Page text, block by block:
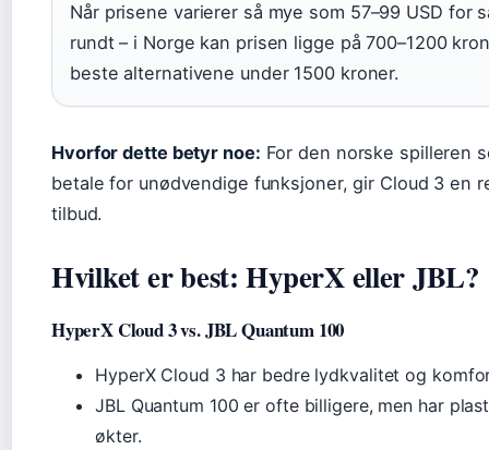
Når prisene varierer så mye som 57–99 USD for
rundt – i Norge kan prisen ligge på 700–1200
beste alternativene under 1500 kroner.
Hvorfor dette betyr noe: For den norske spilleren
betale for unødvendige funksjoner, gir Cloud 3 en
tilbud.
Hvilket er best: HyperX eller JBL?
HyperX Cloud 3 vs. JBL Quantum 100
HyperX Cloud 3 har bedre lydkvalitet og
JBL Quantum 100 er ofte billigere, men har
økter.